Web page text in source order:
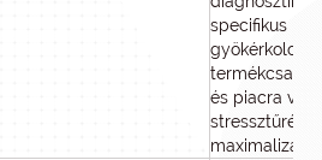
specifikus
és piacra
stressztűrés